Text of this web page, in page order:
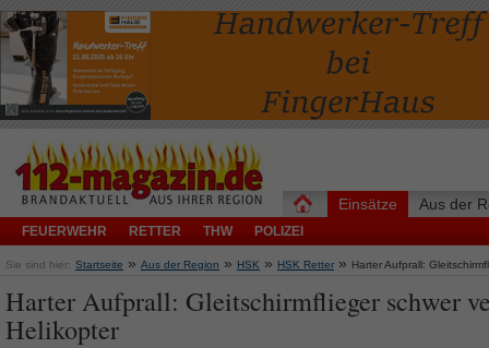
Einsätze
FEUERWEHR RETTER THW POLIZEI
Aus der
Sie sind hier: Startseite » Aus der Region » HSK » HSK Retter » Harter Aufprall:
Harter Aufprall: Gleitschirmflieger schwer
Helikopter